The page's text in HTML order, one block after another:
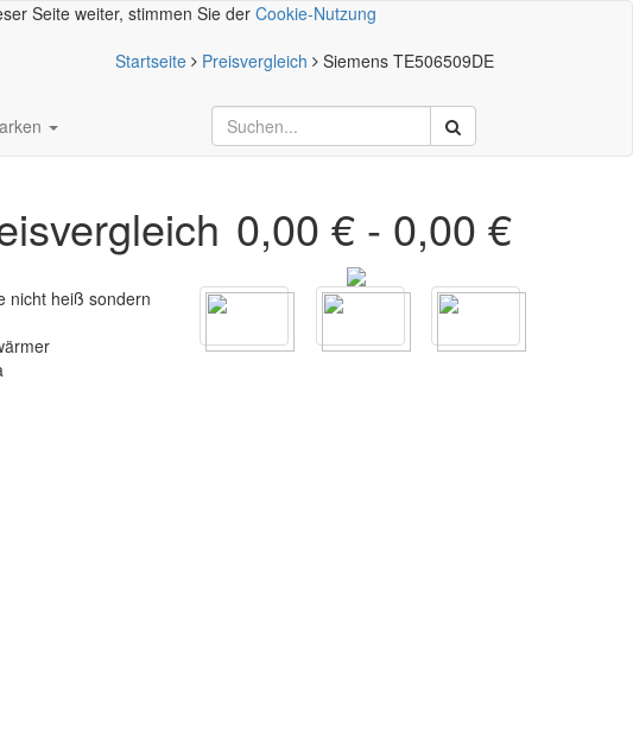
Seite weiter, stimmen Sie der Cookie-Nutzung
Startseite Preisvergleich Siemens TE506509DE
0,00 € - 0,00 €
nicht heiß sondern